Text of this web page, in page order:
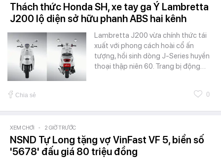
Thách thức Honda SH, xe tay ga Ý Lambretta
J200 lộ diện sở hữu phanh ABS hai kênh
Lambretta J200 vừa chính thức tái
xuất với phong cách hoài cổ ấn
tượng, hồi sinh dòng J-Series huyền
thoại thập niên 60. Trang bị động…
Chia sẻ 0
XEM CHƠI - 2 GIỜ TRƯỚC
NSND Tự Long tặng vợ VinFast VF 5, biển số
'5678' đấu giá 80 triệu đồng